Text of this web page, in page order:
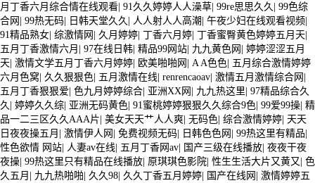
率，促進農業(yè)現代化發(fā)展。希望通過本文
的闡述，能夠幫助廣大用戶更加全面地了解大棚鍍鋅管的相關
知識，為實際應用提供參考。
月丁香六月综合情在线观看| 91久久婷婷人人澡草| 99re思思久久 | 99色综
合网 | 99热无码| 日韩天堂久久 | 人人射人人高潮 | 午夜少妇在线观看视频|
91精品熟女| 综激情网 | 久月婷婷| 丁香六月婷| 丁香蜜臀黄色婷婷五月天|
五月丁香激情六月 | 97在线日韩| 精品99网站| 九九黄色网 | 婷婷涩涩五月
天| 激情文学五月丁香六月婷婷| 欧美啪啪网 | A A色色| 五月综合激情婷婷
六月色窝| 久久狠狠色| 五月激情在线| renrencaoav| 激情五月激情综合网 |
五月丁香狠狠爱| 色九月婷婷综合| 亚洲XX网 | 九九热这里| 97精品综合久
久 | 婷婷久久综| 亚洲无码黄色| 91蜜桃婷婷狠狠久久综合9色| 99爱99操| 精
品一二三区久久AAA片| 美女天天艹人人爽| 无码色| 综合激情婷婷| 天天
日夜夜操五月 | 激情伊人网 | 免费视频无码| 日韩色色网 | 99热这里有精品|
性色欲情 网站| 人妻av在线| 五月丁香网av| 国产三级在线播放| 夜夜干夜
夜操| 99热这里只有精品在线播放| 原琪琪色影院| 性生生活大片又黄又 | 色
久五月 | 九九热啪啪| 久久98| 久久丁香五月婷婷| 国产在线网 | 激情婷婷五